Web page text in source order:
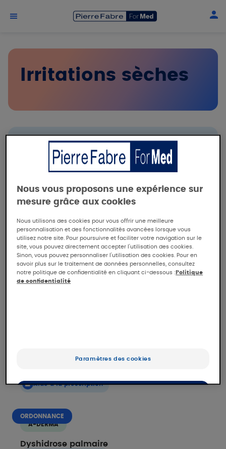
Aller au contenu principal
Irritations sèches
Je souhaite :
Aide à la prescription
Formation/conférences
PAR MARQUE :
Aide à la prescription
ORDONNANCE
A-DERMA
Dyshidrose palmaire
Nous vous proposons une expérience sur
mesure grâce aux cookies
Nous utilisons des cookies pour vous offrir une meilleure
personnalisation et des fonctionnalités avancées lorsque vous
utilisez notre site. Pour poursuivre et faciliter votre navigation sur le
site, vous pouvez directement accepter l'utilisation des cookies.
Sinon, vous pouvez personnaliser l'utilisation des cookies. Pour en
savoir plus sur le traitement de données personnelles, consultez
notre politique de confidentialité en cliquant ci-dessous : Politique
de confidentialité
Paramètres des cookies
Uniquement les essentiels